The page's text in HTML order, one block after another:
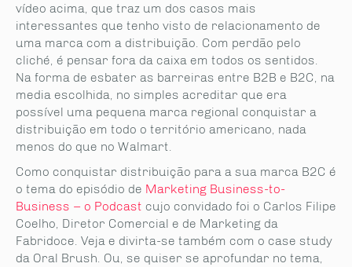
vídeo acima, que traz um dos casos mais
interessantes que tenho visto de relacionamento de
uma marca com a distribuição. Com perdão pelo
cliché, é pensar fora da caixa em todos os sentidos.
Na forma de esbater as barreiras entre B2B e B2C, na
media escolhida, no simples acreditar que era
possível uma pequena marca regional conquistar a
distribuição em todo o território americano, nada
menos do que no Walmart.
Como conquistar distribuição para a sua marca B2C é
o tema do episódio de Marketing Business-to-
Business – o Podcast cujo convidado foi o Carlos Filipe
Coelho, Diretor Comercial e de Marketing da
Fabridoce. Veja e divirta-se também com o case study
da Oral Brush. Ou, se quiser se aprofundar no tema,